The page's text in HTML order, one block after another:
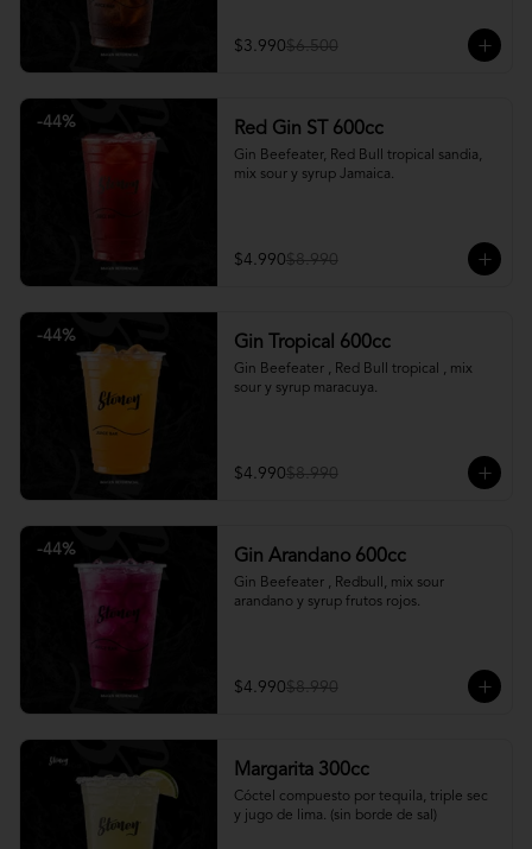
$3.990$6.500
-44% Red Gin ST 600cc
Gin Beefeater, Red Bull tropical sandia,
mix sour y syrup Jamaica.
$4.990$8.990
-44% Gin Tropical 600cc
Gin Beefeater , Red Bull tropical , mix
sour y syrup maracuya.
$4.990$8.990
-44% Gin Arandano 600cc
Gin Beefeater , Redbull, mix sour
arandano y syrup frutos rojos.
$4.990$8.990
Margarita 300cc
Cóctel compuesto por tequila, triple sec
y jugo de lima. (sin borde de sal)